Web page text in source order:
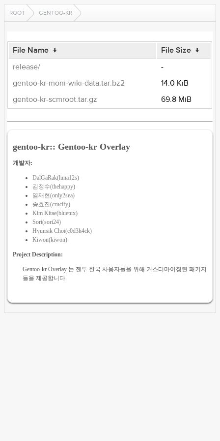
ROOT GENTOO-KR
File Name ↓ File Size ↓
release/
-
gentoo-kr-moni-wiki-data.tar.bz2
14.0 KiB
gentoo-kr-scmroot.tar.gz
69.8 MiB
gentoo-kr:: Gentoo-kr Overlay
개발자:
DalGaRak(luna12s)
김정수(thehappy)
염재현(only2sea)
송효진(crucify)
Kim Kitae(bluetux)
Sori(sori24)
Hyunsik Choi(c0d3h4ck)
Kiwon(kiwon)
Project Description:
Gentoo-kr Overlay 는 젠투 한국 사용자들을 위해 커스터마이징된 패키지
들을 제공합니다.